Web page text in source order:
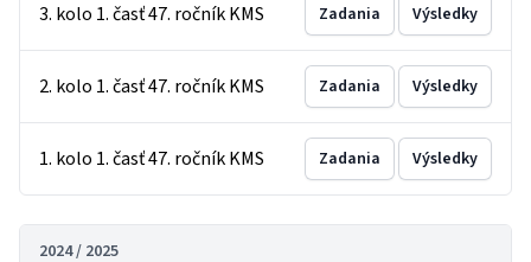
3. kolo 1. časť 47. ročník KMS Zadania Výsledky
2. kolo 1. časť 47. ročník KMS Zadania Výsledky
1. kolo 1. časť 47. ročník KMS Zadania Výsledky
2024 / 2025